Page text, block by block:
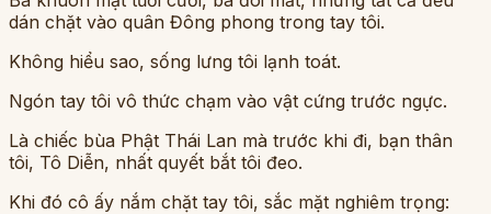
dán chặt vào quân Đông phong trong tay tôi.
Không hiểu sao, sống lưng tôi lạnh toát.
Ngón tay tôi vô thức chạm vào vật cứng trước ngực.
Là chiếc bùa Phật Thái Lan mà trước khi đi, bạn thân
tôi, Tô Diễn, nhất quyết bắt tôi đeo.
Khi đó cô ấy nắm chặt tay tôi, sắc mặt nghiêm trọng: